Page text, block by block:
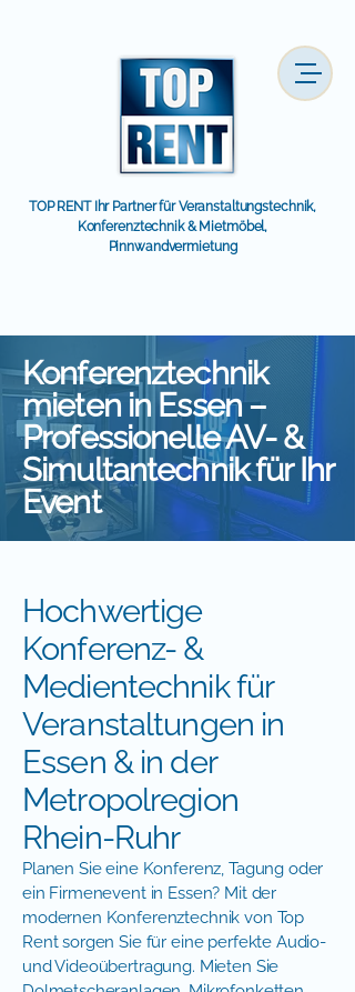
TOP RENT Ihr Partner für Veranstaltungstechnik,
Konferenztechnik & Mietmöbel,
Pinnwandvermietung
Konferenztechnik
mieten in Essen –
Professionelle AV- &
Simultantechnik für Ihr
Event
Hochwertige
Konferenz- &
Medientechnik für
Veranstaltungen in
Essen & in der
Metropolregion
Rhein-Ruhr
Planen Sie eine Konferenz, Tagung oder
ein Firmenevent in Essen? Mit der
modernen Konferenztechnik von Top
Rent sorgen Sie für eine perfekte Audio-
und Videoübertragung. Mieten Sie